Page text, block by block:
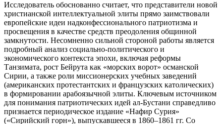
Исследователь обоснованно считает, что представители новой
христианской интеллектуальной элиты прямо заимствовали
европейские идеи надконфессионального патриотизма и
просвещения в качестве средств преодоления общинной
замкнутости. Несомненно сильной стороной работы является
подробный анализ социально-политического и
экономического контекста эпохи, включая реформы
Танзимата, рост Бейрута как «морских ворот» османской
Сирии, а также роли миссионерских учебных заведений
(американских протестантских и французских католических)
в формировании арабоязычной элиты. Ключевым источником
для понимания патриотических идей ал-Бустани справедливо
признается периодическое издание «Нафир Сурия»
(«Сирийский горн»), выпускавшееся в 1860–1861 гг. Со